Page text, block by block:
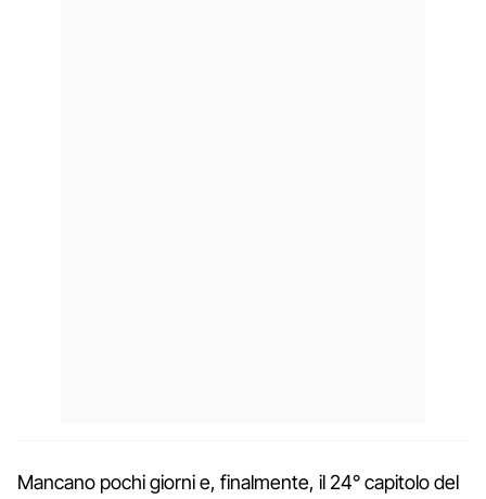
Mancano pochi giorni e, finalmente, il 24° capitolo del